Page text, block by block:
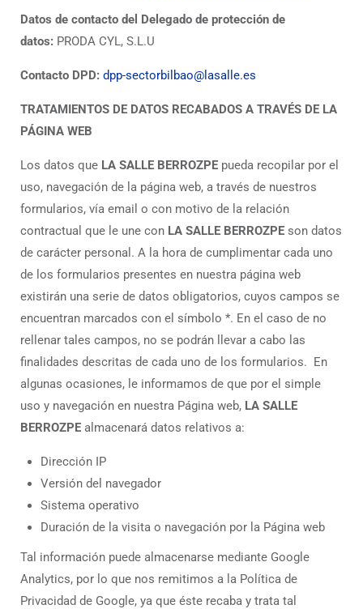
Datos de contacto del Delegado de protección de
datos: PRODA CYL, S.L.U
Contacto DPD: dpp-sectorbilbao@lasalle.es
TRATAMIENTOS DE DATOS RECABADOS A TRAVÉS DE LA
PÁGINA WEB
Los datos que LA SALLE BERROZPE pueda recopilar por el
uso, navegación de la página web, a través de nuestros
formularios, vía email o con motivo de la relación
contractual que le une con LA SALLE BERROZPE son datos
de carácter personal. A la hora de cumplimentar cada uno
de los formularios presentes en nuestra página web
existirán una serie de datos obligatorios, cuyos campos se
encuentran marcados con el símbolo *. En el caso de no
rellenar tales campos, no se podrán llevar a cabo las
finalidades descritas de cada uno de los formularios. En
algunas ocasiones, le informamos de que por el simple
uso y navegación en nuestra Página web, LA SALLE
BERROZPE almacenará datos relativos a:
Dirección IP
Versión del navegador
Sistema operativo
Duración de la visita o navegación por la Página web
Tal información puede almacenarse mediante Google
Analytics, por lo que nos remitimos a la Política de
Privacidad de Google, ya que éste recaba y trata tal